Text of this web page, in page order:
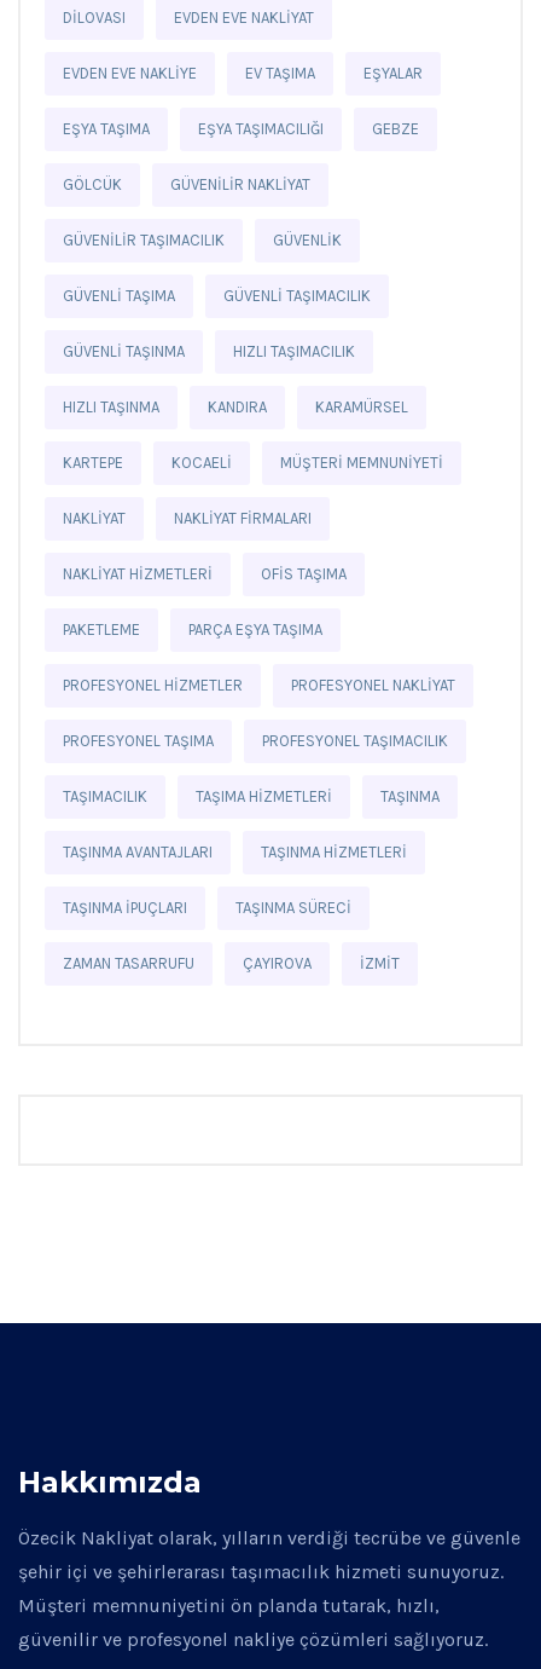
DILOVASI EVDEN EVE NAKLIYAT
EVDEN EVE NAKLIYE EV TAŞIMA EŞYALAR
EŞYA TAŞIMA EŞYA TAŞIMACILIĞI GEBZE
GÖLCÜK GÜVENILIR NAKLIYAT
GÜVENILIR TAŞIMACILIK GÜVENLIK
GÜVENLI TAŞIMA GÜVENLI TAŞIMACILIK
GÜVENLI TAŞINMA HIZLI TAŞIMACILIK
HIZLI TAŞINMA KANDIRA KARAMÜRSEL
KARTEPE KOCAELI MÜŞTERI MEMNUNIYETI
NAKLIYAT NAKLIYAT FIRMALARI
NAKLIYAT HIZMETLERI OFIS TAŞIMA
PAKETLEME PARÇA EŞYA TAŞIMA
PROFESYONEL HIZMETLER PROFESYONEL NAKLIYAT
PROFESYONEL TAŞIMA PROFESYONEL TAŞIMACILIK
TAŞIMACILIK TAŞIMA HIZMETLERI TAŞINMA
TAŞINMA AVANTAJLARI TAŞINMA HIZMETLERI
TAŞINMA IPUÇLARI TAŞINMA SÜRECI
ZAMAN TASARRUFU ÇAYIROVA İZMIT
Hakkımızda
Özecik Nakliyat olarak, yılların verdiği tecrübe ve güvenle
şehir içi ve şehirlerarası taşımacılık hizmeti sunuyoruz.
Müşteri memnuniyetini ön planda tutarak, hızlı,
güvenilir ve profesyonel nakliye çözümleri sağlıyoruz.